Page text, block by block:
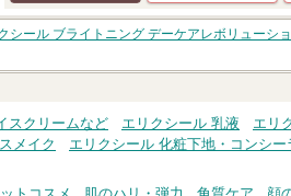
クチコミする
シール ブライトニング デーケアレボリューシ
スクリームなど エリクシール 乳液
エリ
メイク エリクシール 化粧下地・コンシー